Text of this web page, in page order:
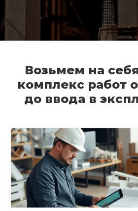
Возьмем на
комплекс работ
до ввода в